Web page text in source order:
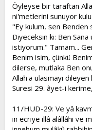
Öyleyse bir taraftan
ni'metlerini sunuyor
"Ey kulum, sen
Diyeceksin ki: Ben
istiyorum." Tamam...
Benim isim, çünkü
dilerse, mutlaka Ben
Allah'a ulasmayi
Suresi 29. âyet-i
11/HUD-29: Ve yâ
in ecriye illâ alâllâhi ve